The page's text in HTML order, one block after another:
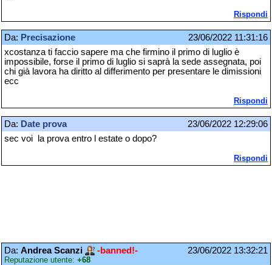
Rispondi
Da: Precisazione
23/06/2022 11:31:16
xcostanza ti faccio sapere ma che firmino il primo di luglio è
impossibile, forse il primo di luglio si saprà la sede assegnata, poi
chi già lavora ha diritto al differimento per presentare le dimissioni
ecc
Rispondi
Da: Date prova
23/06/2022 12:29:06
sec voi la prova entro l estate o dopo?
Rispondi
Da: Andrea Scanzi -banned!-
Reputazione utente: +68
23/06/2022 13:32:21